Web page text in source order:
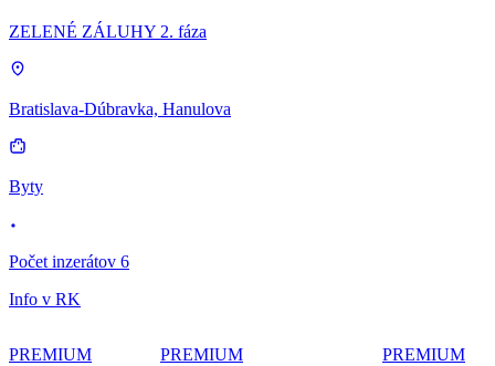
ZELENÉ ZÁLUHY 2. fáza
Bratislava-Dúbravka, Hanulova
Byty
Počet inzerátov 6
Info v RK
PREMIUM PREMIUM PREMIUM